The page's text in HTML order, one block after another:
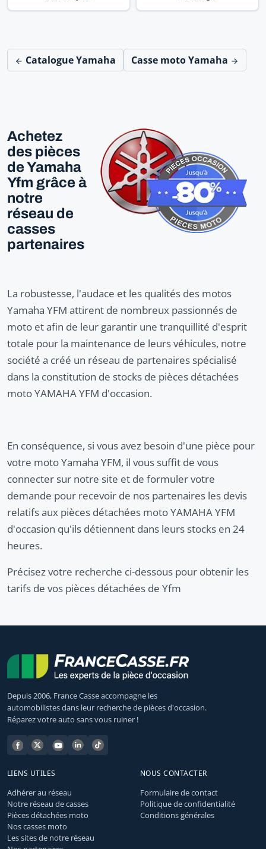
Catalogue Yamaha Casse moto Yamaha
Achetez
des pièces
de Yamaha
Yfm grâce à
notre
réseau de
casses
partenaires
La robustesse, l'audace et les qualités des motos
Yamaha YFM attirent de nombreux passionnés de
moto et afin de leur garantir une tranquillité d'esprit
totale pour la maintenance de leurs véhicules, notre
société a créé un réseau de partenaires spécialisé
dans la constitution de stocks de pièces détachées
moto YAMAHA YFM d'occasion.
En conséquence, si vous avez besoin d'une pièce pour
votre moto Yamaha YFM, il vous suffit de vous
connecter sur notre site et de formuler votre
demande pour recevoir de nos partenaires les devis
relatifs aux pièces détachées moto YAMAHA YFM
d'occasion qu'ils détiennent dans leurs stocks en 24
heures.
Précisez votre recherche ci-dessous pour obtenir les
tarifs de vos pièces détachées de Yfm
Depuis 2006, France Casse accompagne les
automobilistes dans leur recherche de pièces d'occasion.
Réparez votre auto sans vous ruiner !
LIENS UTILES
Adhérer au réseau
Notre réseau de casses
Pièces détachées moto
Nos casses moto
Les sites de notre réseau
NOUS CONTACTER
Formulaire de contact
Politique de confidentialité
Conditions générales